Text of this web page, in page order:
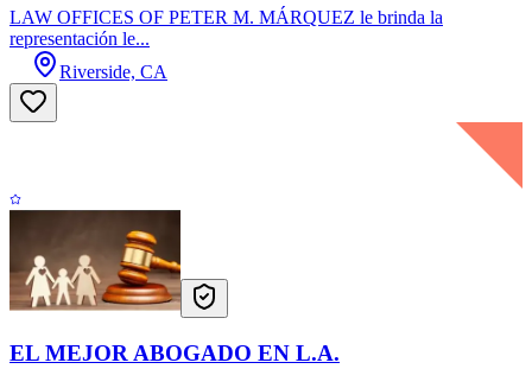
LAW OFFICES OF PETER M. MÁRQUEZ le brinda la
representación le...
Riverside, CA
EL MEJOR ABOGADO EN L.A.